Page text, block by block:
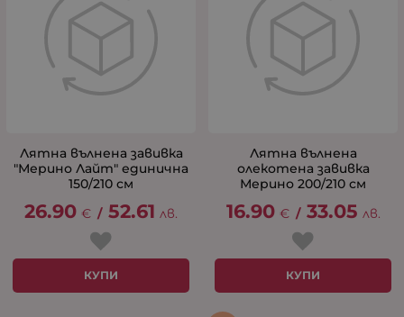
Лятна вълнена завивка
"Мерино Лайт" единична
150/210 см
26.90 € / 52.61 лв.
КУПИ
Лятна вълнена
олекотена завивка
Мерино 200/210 см
16.90 € / 33.05 лв.
КУПИ